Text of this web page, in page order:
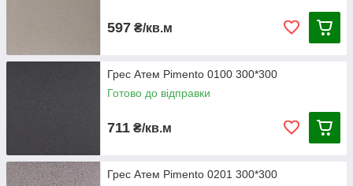
597 ₴/кв.м
Грес Атем Pimento 0100 300*300
Готово до відправки
711 ₴/кв.м
Грес Атем Pimento 0201 300*300